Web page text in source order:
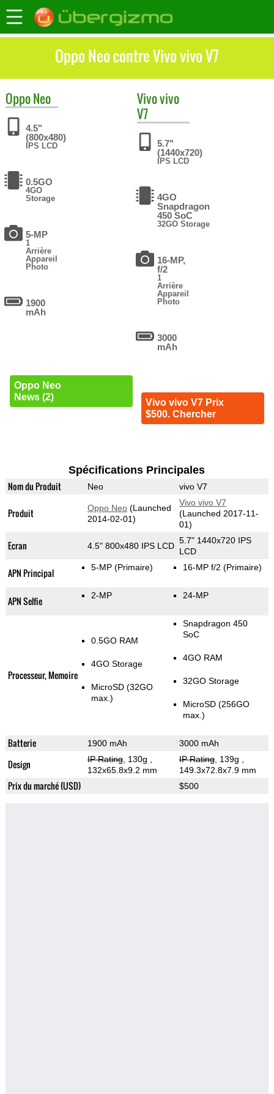
Oppo Neo contre Vivo vivo V7
OppoNeo
4.5"
(800x480)
IPS LCD
0.5GO
4GO
Storage
5-MP
1
Arrière
Appareil
Photo
1900
mAh
Oppo Neo
News (2)
Vivovivo
V7
5.7"
(1440x720)
IPS LCD
4GO
Snapdragon
450 SoC
32GO Storage
16-MP,
f/2
1
Arrière
Appareil
Photo
3000
mAh
Vivo vivo V7 Prix
$500. Chercher
Spécifications Principales
Nom du Produit Neo vivo V7
Produit Oppo Neo(Launched
2014-02-01)
Vivo vivo V7
(Launched 2017-11-
01)
Ecran 4.5" 800x480 IPS LCD
5.7" 1440x720 IPS
LCD
APN Principal 5-MP (Primaire) 16-MP f/2 (Primaire)
APN Selfie 2-MP 24-MP
Processeur, Memoire
0.5GO RAM
4GO Storage
MicroSD (32GO
max.)
Snapdragon 450
SoC
4GO RAM
32GO Storage
MicroSD (256GO
max.)
Batterie 1900 mAh 3000 mAh
Design IP Rating, 130g
132x65.8x9.2 mm
IP Rating, 139g
149.3x72.8x7.9 mm
Prix du marché (USD) $500